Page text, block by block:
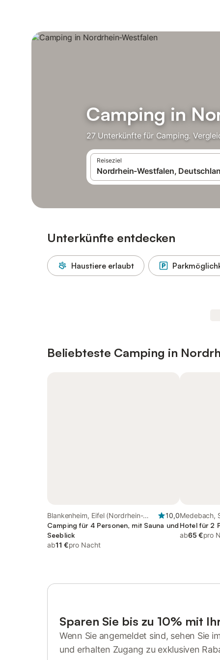
Camping in
27 Unterkünfte für Camping.
Reiseziel
Unterkünfte entdecken
Haustiere erlaubt
Beliebteste Camping in
Blankenheim, Eifel (Nordrhein-
Westfalen)
10,0
Camping für 4 Personen, mit Sauna und
Seeblick
ab11 €pro Nacht
Medebach,
Hotel für 2
ab65 €pro
Sparen Sie bis zu 10% mit
Wenn Sie angemeldet sind, sehen Sie
und erhalten Zugang zu exklusiven